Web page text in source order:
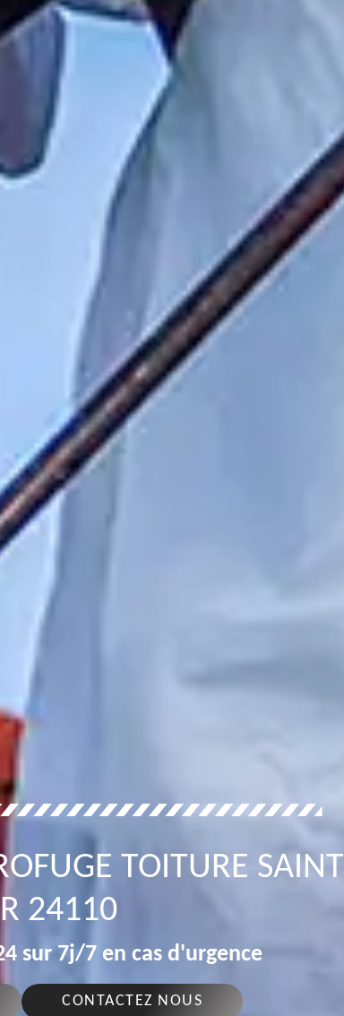
TOITURE SAINT
24110
sur 7j/7 en cas d'urgence
CONTACTEZ NOUS